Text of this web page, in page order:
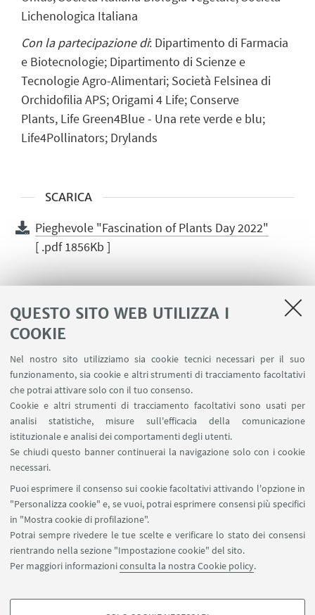
QUESTO SITO WEB UTILIZZA I
COOKIE
Nel nostro sito utilizziamo sia cookie tecnici necessari per il suo
funzionamento, sia cookie e altri strumenti di tracciamento facoltativi
che potrai attivare solo con il tuo consenso.
Cookie e altri strumenti di tracciamento facoltativi sono usati per
analisi statistiche, misure sull'efficacia della comunicazione
istituzionale e analisi dei comportamenti degli utenti.
Se chiudi questo banner continuerai la navigazione solo con i cookie
necessari.
Puoi esprimere il consenso sui cookie facoltativi attivando l'opzione in
"Personalizza cookie" e, se vuoi, potrai esprimere consensi più specifici
in "Mostra cookie di profilazione".
Potrai sempre rivedere le tue scelte e verificare lo stato dei consensi
rientrando nella sezione "Impostazione cookie" del sito.
Per maggiori informazioniconsulta la nostra Cookie policy.
Lichenologica Italiana
Con la partecipazione di: Dipartimento di Farmacia
e Biotecnologie; Dipartimento di Scienze e
Tecnologie Agro-Alimentari; Società Felsinea di
Orchidofilia APS; Origami 4 Life; Conserve
Plants, Life Green4Blue - Una rete verde e blu;
Life4Pollinators; Drylands
SCARICA
Pieghevole "Fascination of Plants Day 2022"
[ .pdf 1856Kb ]
CONTATTI
via Irnerio 42, 40126 Bologna
+39 051 2091309
Scrivi una mail
Vai al sito
aldrovandi500@unibo.it